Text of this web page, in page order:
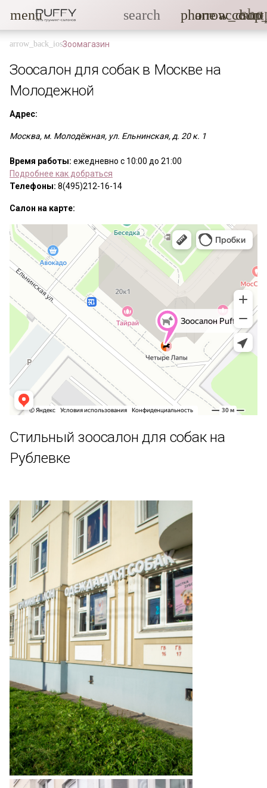
menu search phone
Зоомагазин
Зоосалон для собак в Москве на
Молодежной
Адрес:
Москва, м. Молодёжная, ул. Ельнинская, д. 20 к. 1
Время работы: ежедневно с 10:00 до 21:00
Подробнее как добраться
Телефоны: 8(495)212-16-14
Салон на карте:
Стильный зоосалон для собак на
Рублевке